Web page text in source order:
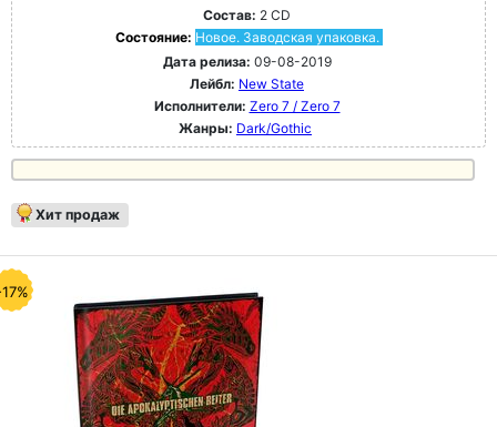
Состав: 2 CD
Состояние: Новое. Заводская упаковка.
Дата релиза: 09-08-2019
Лейбл: New State
Исполнители: Zero 7 / Zero 7
Жанры: Dark/Gothic
Хит продаж